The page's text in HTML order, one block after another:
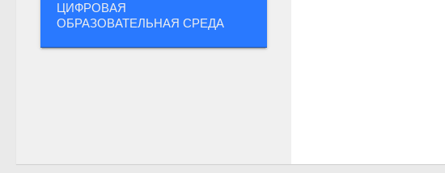
ЦИФРОВАЯ
ОБРАЗОВАТЕЛЬНАЯ СРЕДА